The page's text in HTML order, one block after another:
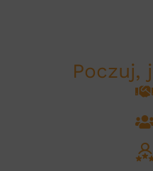
Poczuj,